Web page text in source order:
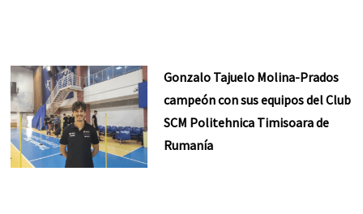
Gonzalo Tajuelo Molina-Prados
campeón con sus equipos del Club
SCM Politehnica Timisoara de
Rumanía